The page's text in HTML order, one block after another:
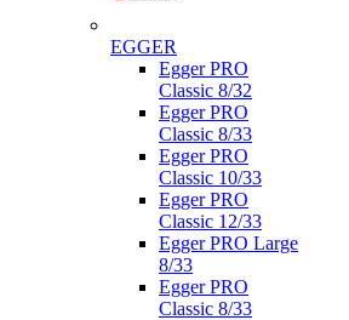
EGGER
Egger PRO
Classic 8/32
Egger PRO
Classic 8/33
Egger PRO
Classic 10/33
Egger PRO
Classic 12/33
Egger PRO Large
8/33
Egger PRO
Classic 8/33